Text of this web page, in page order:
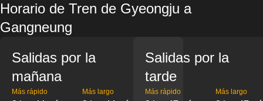
Horario de Tren de Gyeongju a
Gangneung
Salidas por la
mañana
Más rápido Más largo
Salidas por la
tarde
Más rápido Más largo